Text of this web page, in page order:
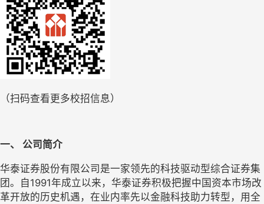
（扫码查看更多校招信息）
一、 公司简介
华泰证券股份有限公司是一家领先的科技驱动型综合证券集
团。自1991年成立以来，华泰证券积极把握中国资本市场改
革开放的历史机遇，在业内率先以金融科技助力转型，用全